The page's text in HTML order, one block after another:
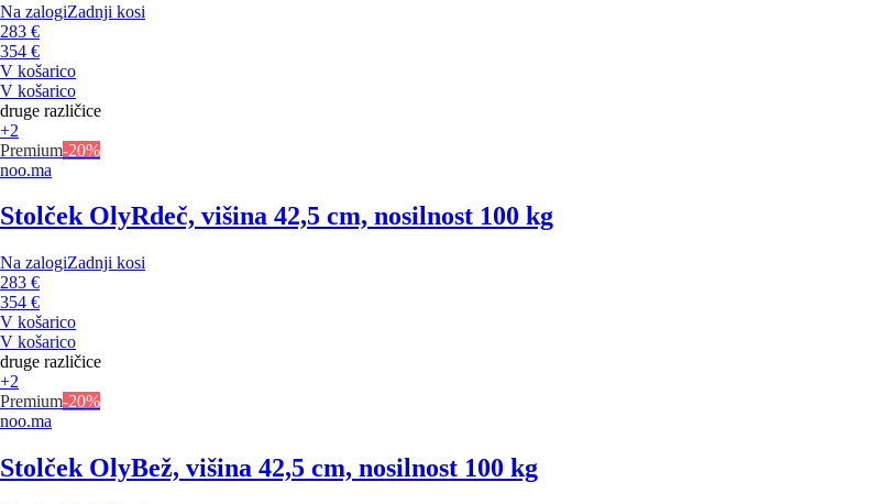
Na zalogiZadnji kosi
283 €
354 €
V košarico
V košarico
druge različice
+2
Premium-20%
noo.ma
Stolček OlyRdeč, višina 42,5 cm, nosilnost 100 kg
Na zalogiZadnji kosi
283 €
354 €
V košarico
V košarico
druge različice
+2
Premium-20%
noo.ma
Stolček OlyBež, višina 42,5 cm, nosilnost 100 kg